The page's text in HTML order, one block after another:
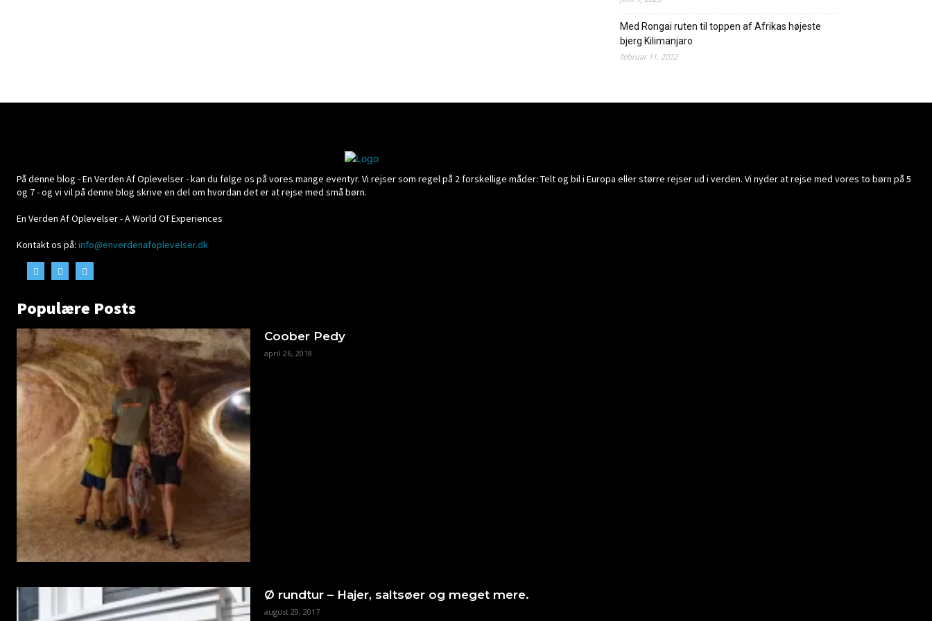
Med Rongai ruten til toppen af Afrikas højeste
bjerg Kilimanjaro
februar 11, 2022
På denne blog - En Verden Af Oplevelser - kan du følge os på vores mange eventyr. Vi rejser som regel på 2 forskellige måder: Telt og bil i Europa eller større rejser ud i verden. Vi nyder at rejse med vores to børn på 5
og 7 - og vi vil på denne blog skrive en del om hvordan det er at rejse med små børn.
En Verden Af Oplevelser - A World Of Experiences
Kontakt os på: info@enverdenafoplevelser.dk
Populære Posts
Coober Pedy
april 26, 2018
Ø rundtur – Hajer, saltsøer og meget mere.
august 29, 2017